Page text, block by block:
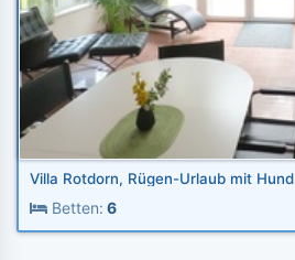
Villa Rotdorn, Rügen-Urlaub mit Hund
Betten: 6